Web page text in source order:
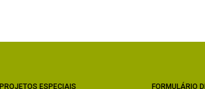
PROJETOS ESPECIAIS FORMULÁRIO